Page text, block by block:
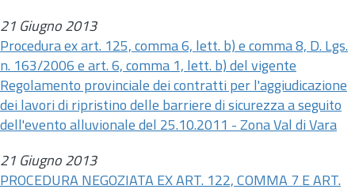
21 Giugno 2013
Procedura ex art. 125, comma 6, lett. b) e comma 8, D. Lgs.
n. 163/2006 e art. 6, comma 1, lett. b) del vigente
Regolamento provinciale dei contratti per l'aggiudicazione
dei lavori di ripristino delle barriere di sicurezza a seguito
dell'evento alluvionale del 25.10.2011 - Zona Val di Vara
21 Giugno 2013
PROCEDURA NEGOZIATA EX ART. 122, COMMA 7 E ART.